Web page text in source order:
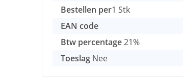
Bestellen per1 Stk
EAN code
Btw percentage21%
Toeslag Nee